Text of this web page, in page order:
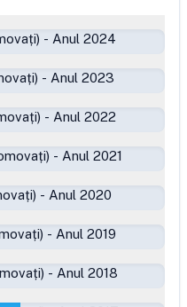
- Anul 2024
- Anul 2023
- Anul 2022
- Anul 2021
- Anul 2020
- Anul 2019
- Anul 2018